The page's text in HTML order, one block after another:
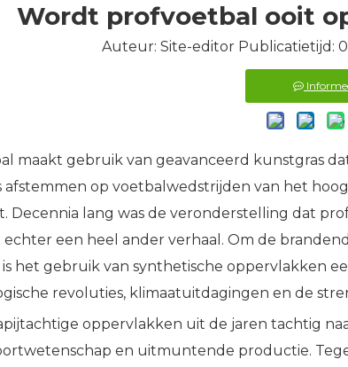
Wordt profvoetbal ooit
Auteur: Site-editor Publicatietijd:
maakt gebruik van geavanceerd kunstgras
afstemmen op voetbalwedstrijden van het
lang was de veronderstelling dat
een heel ander verhaal. Om de
is het gebruik van synthetische oppervlakken
revoluties, klimaatuitdagingen en de
oppervlakken uit de jaren tachtig
en uitmuntende productie.